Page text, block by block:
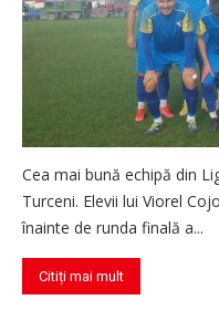
Cea mai bună echipă din
Turceni. Elevii lui Viorel
înainte de runda finală a...
Citiți mai mult